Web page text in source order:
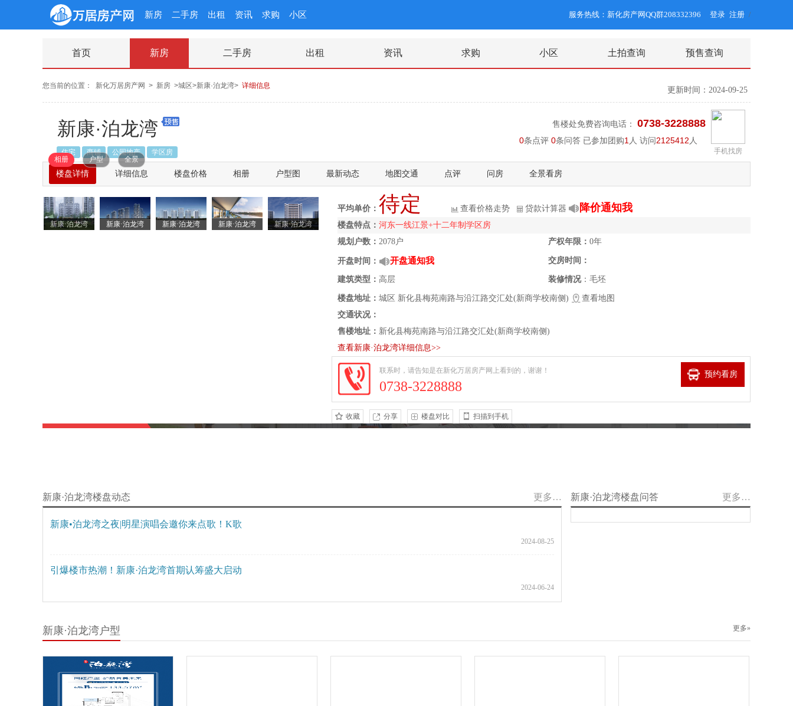
新房 二手房 出租 资讯 求购 小区 服务热线：新化房产网QQ群208332396 登录 /
注册
首页 新房 二手房 出租 资讯 求购 小区 土拍查询 预售查询
您当前的位置： 新化万居房产网 > 新房 >城区>新康·泊龙湾> 详细信息 更新时间：2024-09-25
新康·泊龙湾
住宅 商铺 公园地产 学区房 手机找房
售楼处免费咨询电话： 0738-3228888
0条点评 0条问答 已参加团购1 人 访问2125412 人
楼盘详情 详细信息 楼盘价格 相册 户型图 最新动态 地图交通 点评 问房 全景看房
新康·泊龙湾 新康·泊龙湾 新康·泊龙湾 新康·泊龙湾 新康·泊龙湾
相册 户型 全景
平均单价： 待定 查看价格走势 贷款计算器 降价通知我
楼盘特点： 河东一线江景+十二年制学区房
规划户数： 2078户 产权年限： 0年
开盘时间： 开盘通知我 交房时间：
建筑类型： 高层 装修情况：毛坯
楼盘地址： 城区 新化县梅苑南路与沿江路交汇处(新商学校南侧)
查看地图
交通状况：
售楼地址： 新化县梅苑南路与沿江路交汇处(新商学校南侧)
查看新康·泊龙湾详细信息>>
联系时，请告知是在新化万居房产网上看到的，谢谢！
0738-3228888
预约看房
收藏 分享 楼盘对比 扫描到手机
更多…
新康·泊龙湾楼盘动态
新康•泊龙湾之夜|明星演唱会邀你来点歌！K歌
2024-08-25
引爆楼市热潮！新康·泊龙湾首期认筹盛大启动
2024-06-24
更多…
新康·泊龙湾楼盘问答
新康·泊龙湾户型 更多»